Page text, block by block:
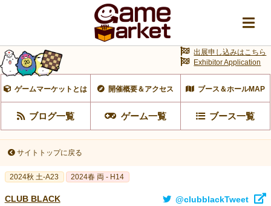
ゲームマーケットとは 開催概要＆アクセス ブース＆ホールMAP
ブログ一覧 ゲーム一覧 ブース一覧
出展申し込みはこちら
Exhibitor Application
サイトトップに戻る
2024秋 土-A23 2024春 両 - H14
CLUB BLACK @clubblackTweet